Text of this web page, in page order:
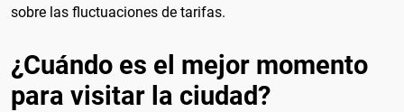
sobre las fluctuaciones de tarifas.
¿Cuándo es el mejor momento
para visitar la ciudad?